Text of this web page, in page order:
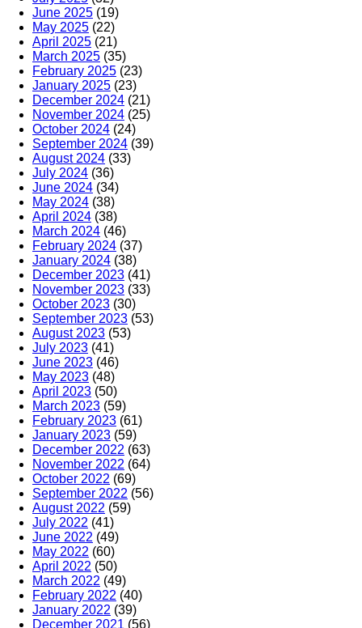
June 2025 (19)
May 2025 (22)
April 2025 (21)
March 2025 (35)
February 2025 (23)
January 2025 (23)
December 2024 (21)
November 2024 (25)
October 2024 (24)
September 2024 (39)
August 2024 (33)
July 2024 (36)
June 2024 (34)
May 2024 (38)
April 2024 (38)
March 2024 (46)
February 2024 (37)
January 2024 (38)
December 2023 (41)
November 2023 (33)
October 2023 (30)
September 2023 (53)
August 2023 (53)
July 2023 (41)
June 2023 (46)
May 2023 (48)
April 2023 (50)
March 2023 (59)
February 2023 (61)
January 2023 (59)
December 2022 (63)
November 2022 (64)
October 2022 (69)
September 2022 (56)
August 2022 (59)
July 2022 (41)
June 2022 (49)
May 2022 (60)
April 2022 (50)
March 2022 (49)
February 2022 (40)
January 2022 (39)
December 2021 (56)